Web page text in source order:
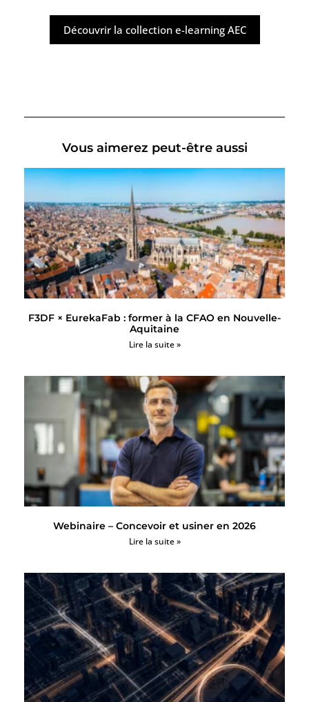
Découvrir la collection e-learning AEC
Vous aimerez peut-être aussi
F3DF × EurekaFab : former à la CFAO en Nouvelle-
Aquitaine
Lire la suite »
Webinaire – Concevoir et usiner en 2026
Lire la suite »